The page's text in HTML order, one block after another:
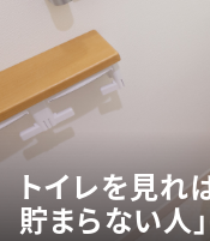
トイレを見れ
貯まらない人